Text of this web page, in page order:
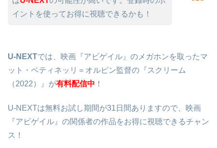
イントを使ってお得に視聴できるかも！
U-NEXTでは、映画『アビゲイル』のメガホンを取ったマ
ット・ベティネッリ＝オルピン監督の『スクリーム
（2022）』が有料配信中 ！
U-NEXTは無料お試し期間が31日間ありますので、映画
『アビゲイル』の関係者の作品をお得に視聴できるチャン
ス！